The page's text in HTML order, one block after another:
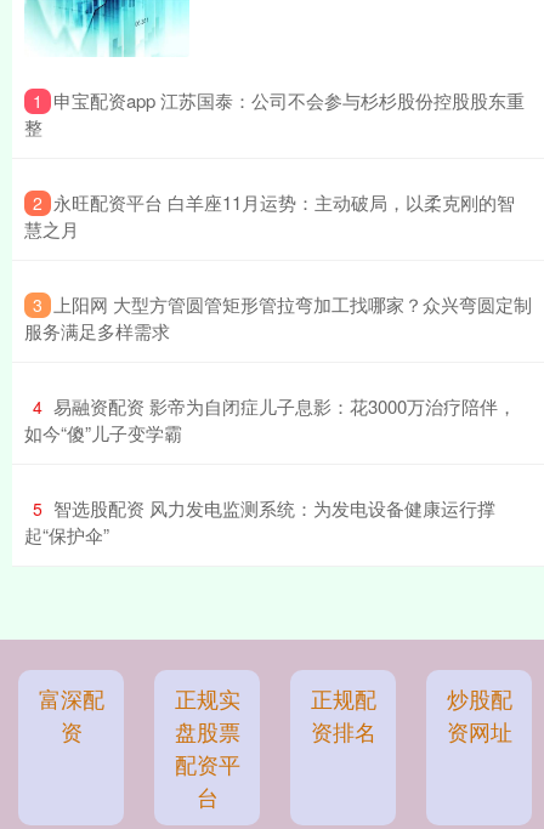
1
​申宝配资app 江苏国泰：公司不会参与杉杉股份控股股东重
整
2 ​永旺配资平台 白羊座11月运势：主动破局，以柔克刚的智
慧之月
3
​上阳网 大型方管圆管矩形管拉弯加工找哪家？众兴弯圆定制
服务满足多样需求
4 ​易融资配资 影帝为自闭症儿子息影：花3000万治疗陪伴，
如今“傻”儿子变学霸
5 ​智选股配资 风力发电监测系统：为发电设备健康运行撑
起“保护伞”
富深配
资
正规实
盘股票
配资平
台
正规配
资排名
炒股配
资网址